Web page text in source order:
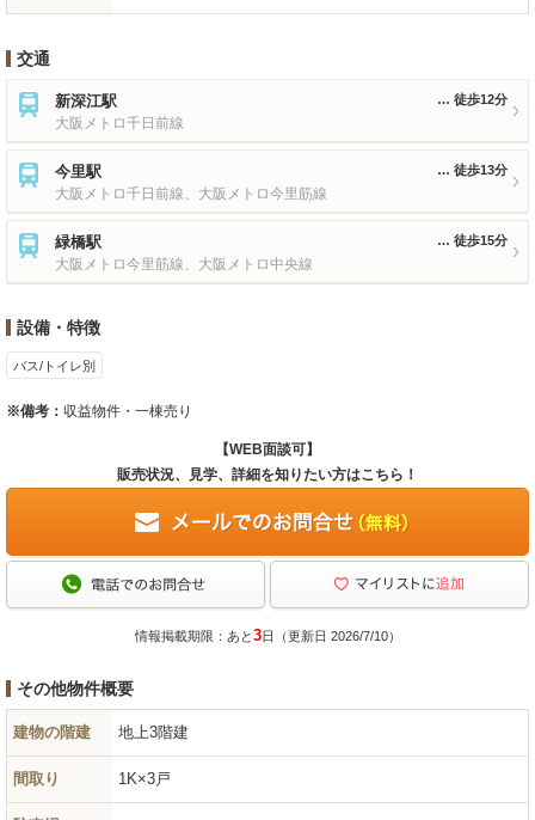
交通
新深江駅
大阪メトロ千日前線
徒歩12分
今里駅
大阪メトロ千日前線、大阪メトロ今里筋線
徒歩13分
緑橋駅
大阪メトロ今里筋線、大阪メトロ中央線
徒歩15分
設備・特徴
バス/トイレ別
※備考： 収益物件・一棟売り
【WEB面談可】
販売状況、見学、詳細を知りたい方はこちら！
情報掲載期限：あと3日（更新日 2026/7/10）
その他物件概要
建物の階建 地上3階建
間取り 1K×3戸